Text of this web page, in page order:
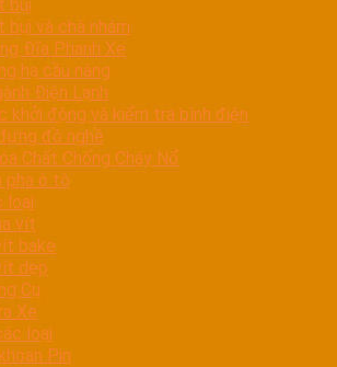
bụi
bụi và chà nhám
Đĩa Phanh Xe
hạ cầu nâng
Điện Lạnh
khởi động và kiểm tra bình điện
đồ nghề
Chất Chống Cháy Nổ
pha ô tô
loại
vít
bake
dẹp
Cụ
Xe
loại
Pin